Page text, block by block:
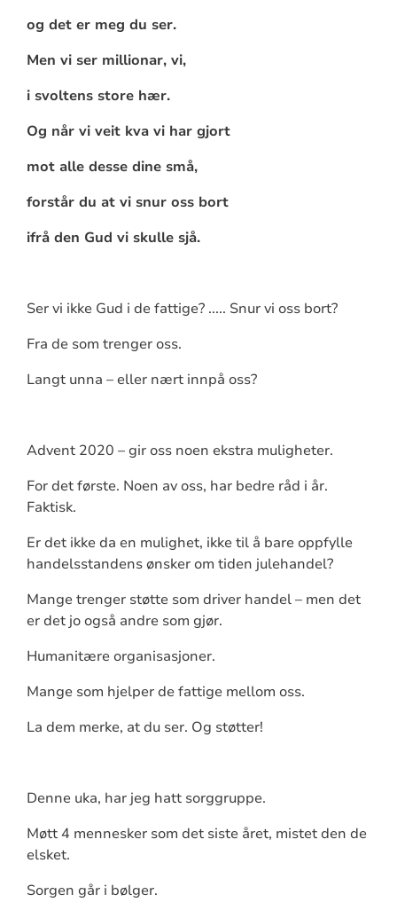
og det er meg du ser.
Men vi ser millionar, vi,
i svoltens store hær.
Og når vi veit kva vi har gjort
mot alle desse dine små,
forstår du at vi snur oss bort
ifrå den Gud vi skulle sjå.
Ser vi ikke Gud i de fattige? ..... Snur vi oss bort?
Fra de som trenger oss.
Langt unna – eller nært innpå oss?
Advent 2020 – gir oss noen ekstra muligheter.
For det første. Noen av oss, har bedre råd i år.
Faktisk.
Er det ikke da en mulighet, ikke til å bare oppfylle
handelsstandens ønsker om tiden julehandel?
Mange trenger støtte som driver handel – men det
er det jo også andre som gjør.
Humanitære organisasjoner.
Mange som hjelper de fattige mellom oss.
La dem merke, at du ser. Og støtter!
Denne uka, har jeg hatt sorggruppe.
Møtt 4 mennesker som det siste året, mistet den de
elsket.
Sorgen går i bølger.